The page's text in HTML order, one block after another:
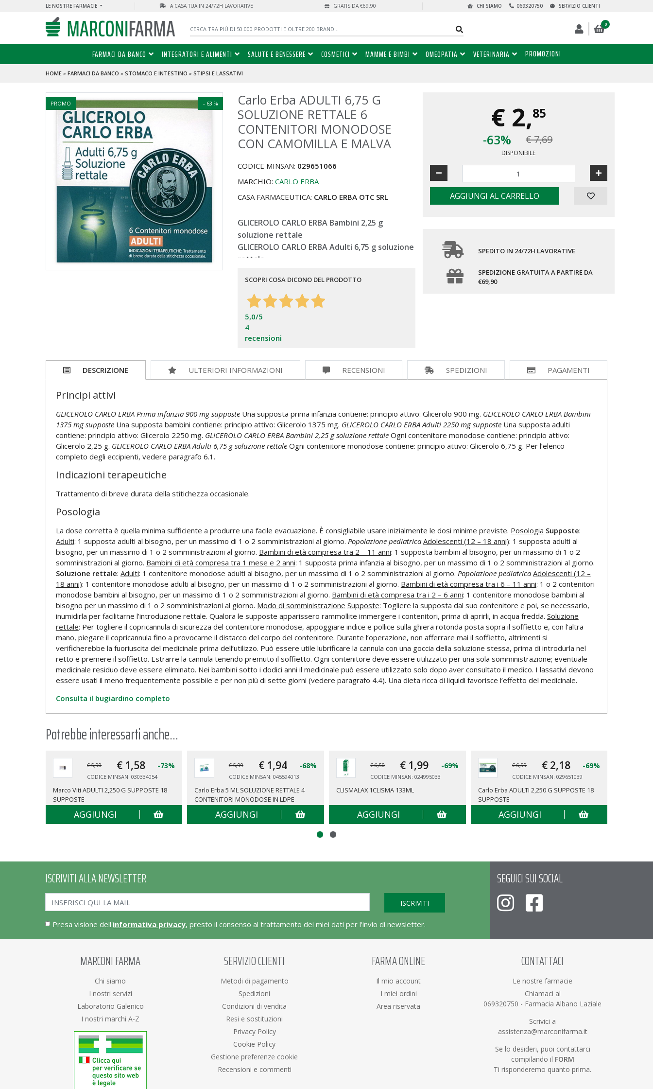
LE NOSTRE FARMACIE A CASA TUA IN 24/72H LAVORATIVE GRATIS DA €69,90 SERVIZIO CLIENTI
069320750
CHI SIAMO
0
FARMACI DA BANCO INTEGRATORI E ALIMENTI SALUTE E BENESSERE COSMETICI MAMME E BIMBI OMEOPATIA VETERINARIA PROMOZIONI
HOME» FARMACI DA BANCO » STOMACO E INTESTINO » STIPSI E LASSATIVI
- 63 %
PROMO
Carlo Erba ADULTI 6,75 G
SOLUZIONE RETTALE 6
CONTENITORI MONODOSE
CON CAMOMILLA E MALVA
CODICE MINSAN: 029651066
MARCHIO:CARLO ERBA
CASA FARMACEUTICA: CARLO ERBA OTC SRL
GLICEROLO CARLO ERBA Bambini 2,25 g
soluzione rettale
GLICEROLO CARLO ERBA Adulti 6,75 g soluzione
rettale
SCOPRI COSA DICONO DEL PRODOTTO
5,0/5
4
recensioni
€ 2,85
-63%
€ 7,69
DISPONIBILE
AGGIUNGI AL CARRELLO
SPEDITO IN 24/72H LAVORATIVE
SPEDIZIONE GRATUITA A PARTIRE DA
€69,90
DESCRIZIONE ULTERIORI INFORMAZIONI RECENSIONI SPEDIZIONI PAGAMENTI
Principi attivi
GLICEROLO CARLO ERBA Prima infanzia 900 mg supposteUna supposta prima infanzia contiene: principio attivo: Glicerolo 900 mg. GLICEROLO CARLO ERBA Bambini
1375 mg supposteUna supposta bambini contiene: principio attivo: Glicerolo 1375 mg. GLICEROLO CARLO ERBA Adulti 2250 mg supposteUna supposta adulti
contiene: principio attivo: Glicerolo 2250 mg. GLICEROLO CARLO ERBA Bambini 2,25 g soluzione rettaleOgni contenitore monodose contiene: principio attivo:
Glicerolo 2,25 g. GLICEROLO CARLO ERBA Adulti 6,75 g soluzione rettaleOgni contenitore monodose contiene: principio attivo: Glicerolo 6,75 g. Per l’elenco
completo degli eccipienti, vedere paragrafo 6.1.
Indicazioni terapeutiche
Trattamento di breve durata della stitichezza occasionale.
Posologia
La dose corretta è quella minima sufficiente a produrre una facile evacuazione. È consigliabile usare inizialmente le dosi minime previste. Posologia Supposte:
Adulti: 1 supposta adulti al bisogno, per un massimo di 1 o 2 somministrazioni al giorno. Popolazione pediatrica Adolescenti (12 – 18 anni): 1 supposta adulti al
bisogno, per un massimo di 1 o 2 somministrazioni al giorno. Bambini di età compresa tra 2 – 11 anni: 1 supposta bambini al bisogno, per un massimo di 1 o 2
somministrazioni al giorno. Bambini di età compresa tra 1 mese e 2 anni: 1 supposta prima infanzia al bisogno, per un massimo di 1 o 2 somministrazioni al giorno.
Soluzione rettale: Adulti: 1 contenitore monodose adulti al bisogno, per un massimo di 1 o 2 somministrazioni al giorno. Popolazione pediatrica Adolescenti (12 –
18 anni): 1 contenitore monodose adulti al bisogno, per un massimo di 1 o 2 somministrazioni al giorno. Bambini di età compresa tra i 6 – 11 anni: 1 o 2 contenitori
monodose bambini al bisogno, per un massimo di 1 o 2 somministrazioni al giorno. Bambini di età compresa tra i 2 – 6 anni: 1 contenitore monodose bambini al
bisogno per un massimo di 1 o 2 somministrazioni al giorno. Modo di somministrazione Supposte: Togliere la supposta dal suo contenitore e poi, se necessario,
inumidirla per facilitarne l’introduzione rettale. Qualora le supposte apparissero rammollite immergere i contenitori, prima di aprirli, in acqua fredda. Soluzione
rettale: Per togliere il copricannula di sicurezza del contenitore monodose, appoggiare indice e pollice sulla ghiera rotonda posta sopra il soffietto e, con l’altra
mano, piegare il copricannula fino a provocarne il distacco del corpo del contenitore. Durante l’operazione, non afferrare mai il soffietto, altrimenti si
verificherebbe la fuoriuscita del medicinale prima dell’utilizzo. Può essere utile lubrificare la cannula con una goccia della soluzione stessa, prima di introdurla nel
retto e premere il soffietto. Estrarre la cannula tenendo premuto il soffietto. Ogni contenitore deve essere utilizzato per una sola somministrazione; eventuale
medicinale residuo deve essere eliminato. Nei bambini sotto i dodici anni il medicinale può essere utilizzato solo dopo aver consultato il medico. I lassativi devono
essere usati il meno frequentemente possibile e per non più di sette giorni (vedere paragrafo 4.4). Una dieta ricca di liquidi favorisce l’effetto del medicinale.
Consulta il bugiardino completo
Potrebbe interessarti anche...
€ 5,90 € 1,58 -73%
CODICE MINSAN: 030334054
Marco Viti ADULTI 2,250 G SUPPOSTE 18
SUPPOSTE
AGGIUNGI
€ 5,99 € 1,94 -68%
CODICE MINSAN: 045594013
Carlo Erba 5 ML SOLUZIONE RETTALE 4
CONTENITORI MONODOSE IN LDPE
AGGIUNGI
€ 6,50 € 1,99 -69%
CODICE MINSAN: 024995033
CLISMALAX 1CLISMA 133ML
AGGIUNGI
€ 6,99 € 2,18 -69%
CODICE MINSAN: 029651039
Carlo Erba ADULTI 2,250 G SUPPOSTE 18
SUPPOSTE
AGGIUNGI
ISCRIVITI ALLA NEWSLETTER
Presa visione dell'informativa privacy, presto il consenso al trattamento dei miei dati per l'invio di newsletter.
SEGUICI SUI SOCIAL
MARCONI FARMA
Chi siamo
I nostri servizi
Laboratorio Galenico
I nostri marchi A-Z
SERVIZIO CLIENTI
Metodi di pagamento
Spedizioni
Condizioni di vendita
Resi e sostituzioni
Privacy Policy
Cookie Policy
Gestione preferenze cookie
Recensioni e commenti
FARMA ONLINE
Il mio account
I miei ordini
Area riservata
CONTATTACI
Le nostre farmacie
Chiamaci al
069320750 - Farmacia Albano Laziale
Scrivici a
assistenza@marconifarma.it
Se lo desideri, puoi contattarci
compilando il FORM
Ti risponderemo quanto prima.